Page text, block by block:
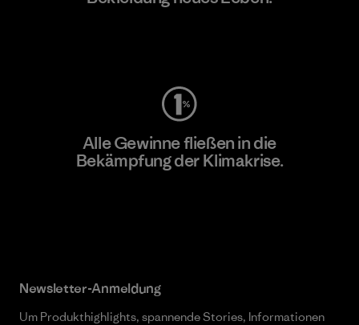
Alle Gewinne fließen in die
Bekämpfung der Klimakrise.
Newsletter-Anmeldung
Um Produkthighlights, spannende Stories, Informationen